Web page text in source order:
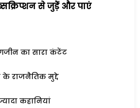
से जुड़ेें और पाएं
का सारा कंटेंट
राजनैतिक मुद्दे
कहानियां